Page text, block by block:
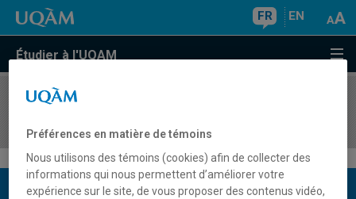
FR EN
Étudier à l'UQAM
COURS//
Description du cours
Préférences en matière de témoins
Nous utilisons des témoins (cookies) afin de collecter des
informations qui nous permettent d’améliorer votre
expérience sur le site, de vous proposer des contenus vidéo,